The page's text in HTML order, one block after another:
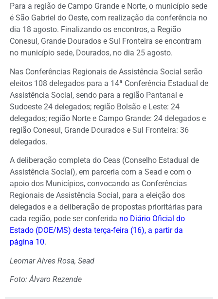
Para a região de Campo Grande e Norte, o município sede
é São Gabriel do Oeste, com realização da conferência no
dia 18 agosto. Finalizando os encontros, a Região
Conesul, Grande Dourados e Sul Fronteira se encontram
no município sede, Dourados, no dia 25 agosto.
Nas Conferências Regionais de Assistência Social serão
eleitos 108 delegados para a 14ª Conferência Estadual de
Assistência Social, sendo para a região Pantanal e
Sudoeste 24 delegados; região Bolsão e Leste: 24
delegados; região Norte e Campo Grande: 24 delegados e
região Conesul, Grande Dourados e Sul Fronteira: 36
delegados.
A deliberação completa do Ceas (Conselho Estadual de
Assistência Social), em parceria com a Sead e com o
apoio dos Municípios, convocando as Conferências
Regionais de Assistência Social, para a eleição dos
delegados e a deliberação de propostas prioritárias para
cada região, pode ser conferida no Diário Oficial do
Estado (DOE/MS) desta terça-feira (16), a partir da
página 10.
Leomar Alves Rosa, Sead
Foto: Álvaro Rezende